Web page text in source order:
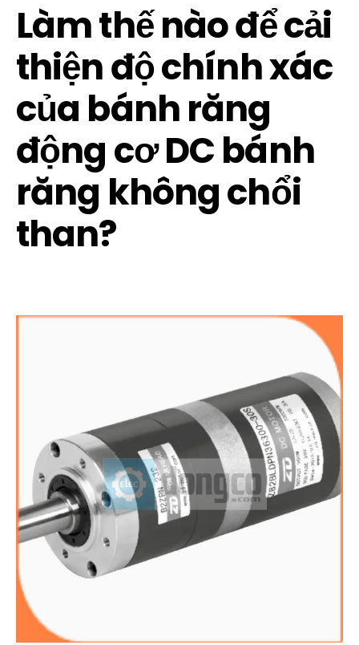
Làm thế nào để cải
thiện độ chính xác
của bánh răng
động cơ DC bánh
răng không chổi
than?